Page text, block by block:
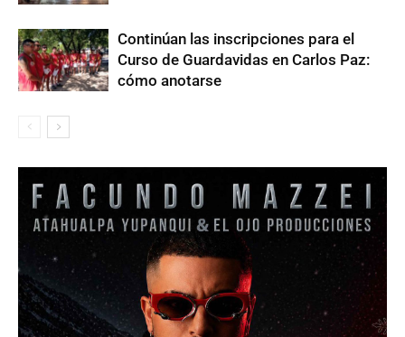
Continúan las inscripciones para el
Curso de Guardavidas en Carlos Paz:
cómo anotarse